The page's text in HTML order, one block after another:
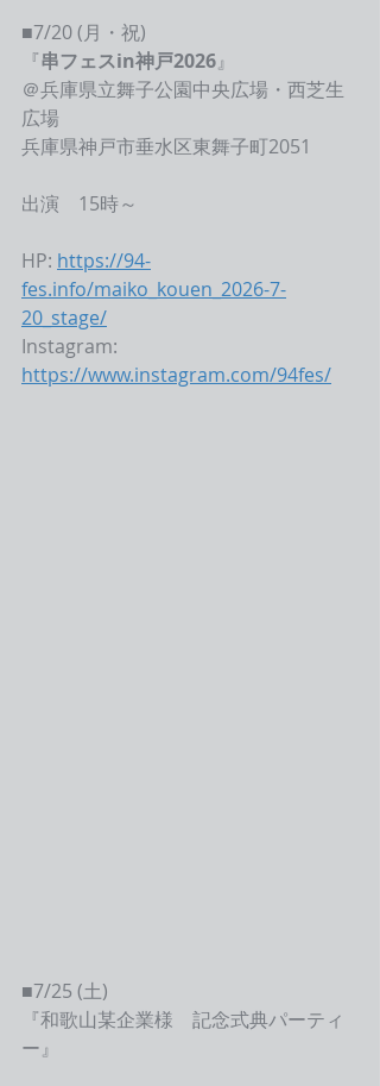
■7/20 (月・祝)
『串フェスin神戸2026』
＠兵庫県立舞子公園中央広場・西芝生
広場
兵庫県神戸市垂水区東舞子町2051
出演　15時～
HP: https://94-
fes.info/maiko_kouen_2026-7-
20_stage/
Instagram:
https://www.instagram.com/94fes/
■7/25 (土)
『和歌山某企業様　記念式典パーティ
ー』